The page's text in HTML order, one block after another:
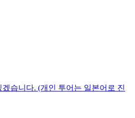
습니다. (개인 투어는 일본어로 진